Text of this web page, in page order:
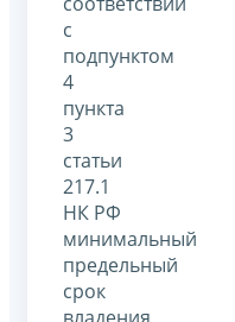
с
подпунктом
4
пункта
3
статьи
217.1
НК РФ
минимальный
предельный
срок
владения